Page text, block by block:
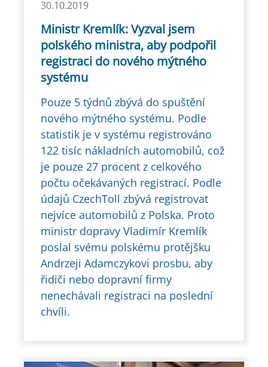
30.10.2019
Ministr Kremlík: Vyzval jsem
polského ministra, aby podpořil
registraci do nového mýtného
systému
Pouze 5 týdnů zbývá do spuštění
nového mýtného systému. Podle
statistik je v systému registrováno
122 tisíc nákladních automobilů, což
je pouze 27 procent z celkového
počtu očekávaných registrací. Podle
údajů CzechToll zbývá registrovat
nejvíce automobilů z Polska. Proto
ministr dopravy Vladimír Kremlík
poslal svému polskému protějšku
Andrzeji Adamczykovi prosbu, aby
řidiči nebo dopravní firmy
nenechávali registraci na poslední
chvíli.